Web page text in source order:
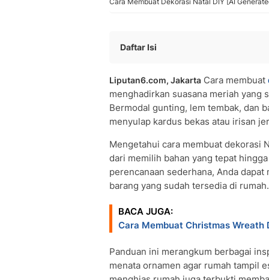
Daftar Isi
Mengapa Dekorasi Natal DIY Layak
Jenis-Jenis Dekorasi Natal DIY yang
• Dekorasi dari Bahan Alami
• Dekorasi Daur Ulang dari Barang
• Sentuhan Modern dan Metalik
Cara Membuat Dekorasi Natal DIY
• Ornamen Adonan Garam dan Kayu
• Garland Jeruk Kering dan Pomander
• Pohon Natal Alternatif untuk Ruang
• Lilin dan Lentera dari Toples Bekas
Tips Menata dan Kesalahan yang
Pertanyaan Seputar Dekorasi Natal
Liputan6.com, Jakarta Cara membuat
menghadirkan suasana meriah yang
Bermodal gunting, lem tembak, dan
menyulap kardus bekas atau irisan
Mengetahui cara membuat dekorasi
dari memilih bahan yang tepat
perencanaan sederhana, Anda
barang yang sudah tersedia di rumah.
BACA JUGA:
Cara Membuat Christmas Wreath
Panduan ini merangkum berbagai
menata ornamen agar rumah tampil